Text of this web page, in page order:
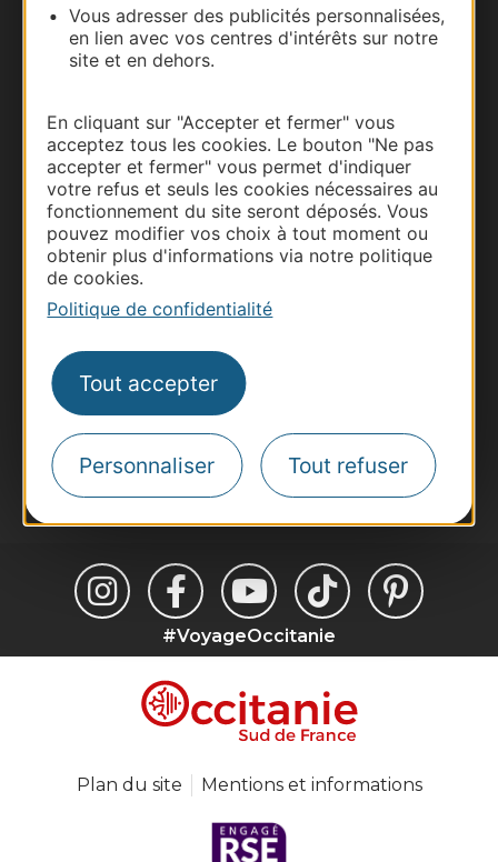
Vous adresser des publicités personnalisées,
en lien avec vos centres d'intérêts sur notre
site et en dehors.
En cliquant sur "Accepter et fermer" vous
acceptez tous les cookies. Le bouton "Ne pas
accepter et fermer" vous permet d'indiquer
votre refus et seuls les cookies nécessaires au
fonctionnement du site seront déposés. Vous
pouvez modifier vos choix à tout moment ou
obtenir plus d'informations via notre politique
de cookies.
Politique de confidentialité
Tout accepter
Personnaliser Tout refuser
Thermalisme
Business/Mice
Pros d'Occitanie
Site presse et d'influence
Voyagistes
Destination Sport
Inscrivez-vous à la lettre d'information
Destination Occitanie pour recevoir des
suggestions de séjours, de visites et de sorties.
Je m'abonne
#VoyageOccitanie
Plan du site Mentions et informations